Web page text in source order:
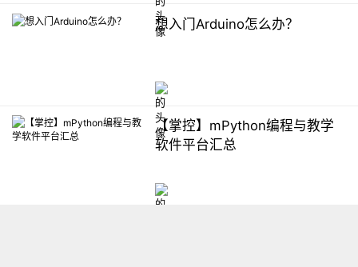
想入门Arduino怎么办？
【掌控】mPython编程与教学
软件平台汇总